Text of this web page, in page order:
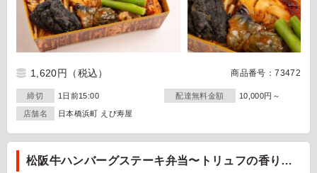
1,620円 （税込） 商品番号：73472
締切 1日前15:00 配達無料金額 10,000円～
店舗名 日本橋浜町 えび寿屋
松阪牛ハンバーグステーキ弁当〜トリュフの香りを